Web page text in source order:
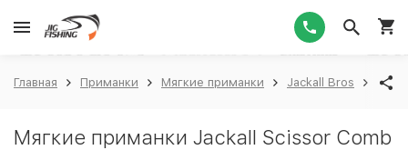
Главная Приманки Мягкие приманки Jackall Bros
Мягкие приманки Jackall Scissor Comb